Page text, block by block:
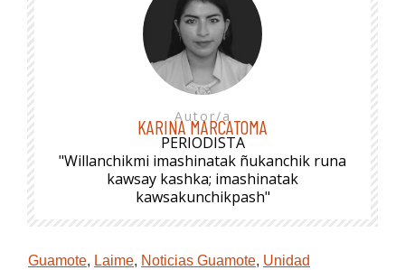
Autor/a
KARINA MARCATOMA
PERIODISTA
"Willanchikmi imashinatak ñukanchik runa
kawsay kashka; imashinatak
kawsakunchikpash"
Guamote, Laime, Noticias Guamote, Unidad